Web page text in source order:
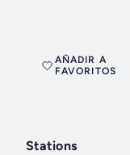
AÑADIR A
FAVORITOS
Stations